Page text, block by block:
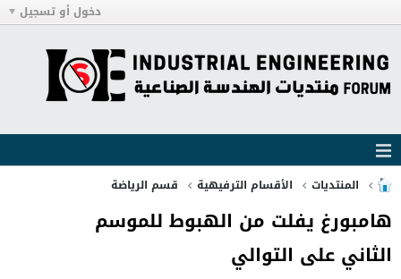
دخول أو تسجيل
المنتديات الأقسام الترفيهية قسم الرياضة
هامبورغ يفلت من الهبوط للموسم
الثاني على التوالي